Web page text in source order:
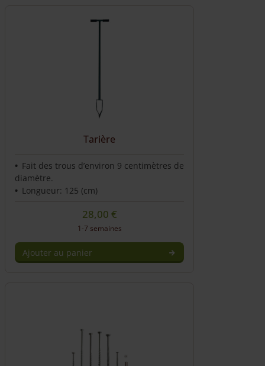
produit
Tarière
Fait des trous d’environ 9 centimètres de
diamètre.
Longueur: 125 (cm)
28,00 €
1-7 semaines
Ajouter au panier